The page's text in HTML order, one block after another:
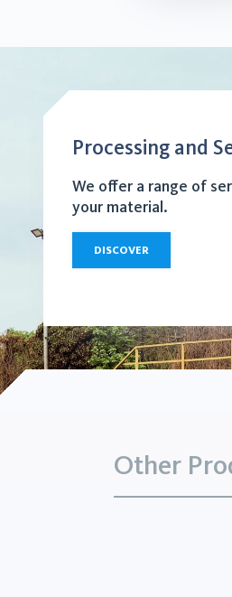
Processing and
We offer a range of
your material.
DISCOVER
Other